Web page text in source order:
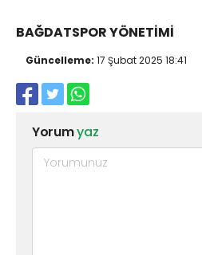
BAĞDATSPOR YÖNETİMİ
Güncelleme: 17 Şubat 2025 18:41
Yorumyaz